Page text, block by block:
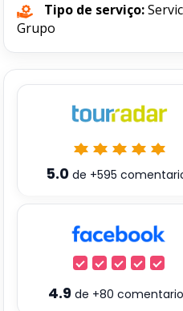
Tipo de serviço:
Grupo
5.0 de +595
4.9 de +80